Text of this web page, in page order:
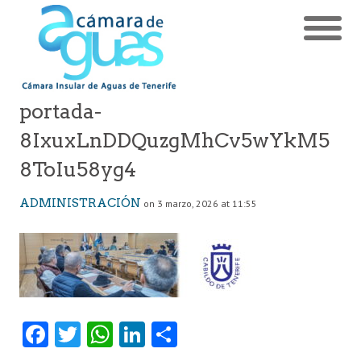
portada-
8IxuxLnDDQuzgMhCv5wYkM5
8ToIu58yg4
ADMINISTRACIÓN on 3 marzo, 2026 at 11:55
Fa T W Li